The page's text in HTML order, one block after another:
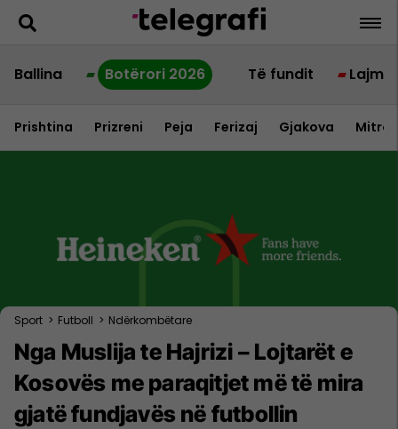
Ballina Botërori 2026 Të fundit Lajme
Prishtina Prizreni Peja Ferizaj Gjakova
Sport > Futboll > Ndërkombëtare
Nga Muslija te Hajrizi – Lojtarët e
Kosovës me paraqitjet më të mira
gjatë fundjavës në futbollin